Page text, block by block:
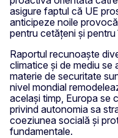
asigure faptul că UE
anticipeze noile
pentru cetățeni și pentru
Raportul recunoaște
climatice și de mediu se
materie de securitate
nivel mondial
același timp, Europa se
privind autonomia sa
coeziunea socială și
fundamentale.